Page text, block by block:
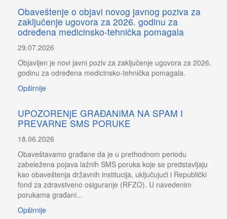
Obaveštenje o objavi novog javnog poziva za
zaključenje ugovora za 2026. godinu za
određena medicinsko-tehnička pomagala
29.07.2026
Objavljen je novi javni poziv za zaključenje ugovora za 2026.
godinu za određena medicinsko-tehnička pomagala.
Opširnije
UPOZORENjE GRAĐANIMA NA SPAM I
PREVARNE SMS PORUKE
18.06.2026
Obaveštavamo građane da je u prethodnom periodu
zabeležena pojava lažnih SMS poruka koje se predstavljaju
kao obaveštenja državnih institucija, uključujući i Republički
fond za zdravstveno osiguranje (RFZO). U navedenim
porukama građani...
Opširnije